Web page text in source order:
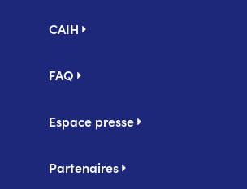
de
CAIH
FAQ
Espace presse
Partenaires